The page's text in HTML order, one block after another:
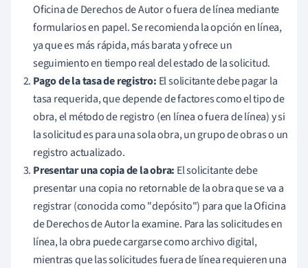
Oficina de Derechos de Autor o fuera de línea mediante
formularios en papel. Se recomienda la opción en línea,
ya que es más rápida, más barata y ofrece un
seguimiento en tiempo real del estado de la solicitud.
Pago de la tasa de registro: El solicitante debe pagar la
tasa requerida, que depende de factores como el tipo de
obra, el método de registro (en línea o fuera de línea) y si
la solicitud es para una sola obra, un grupo de obras o un
registro actualizado.
Presentar una copia de la obra: El solicitante debe
presentar una copia no retornable de la obra que se va a
registrar (conocida como "depósito") para que la Oficina
de Derechos de Autor la examine. Para las solicitudes en
línea, la obra puede cargarse como archivo digital,
mientras que las solicitudes fuera de línea requieren una